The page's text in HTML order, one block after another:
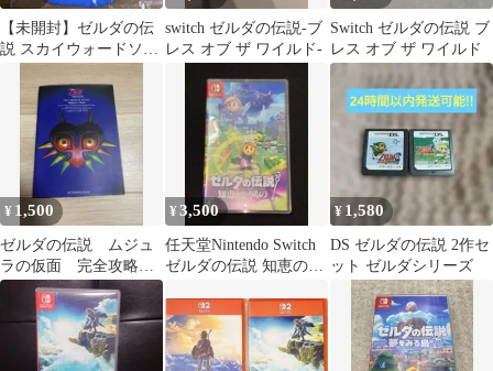
【未開封】ゼルダの伝
説 スカイウォードソー
switch ゼルダの伝説-ブ
レス オブ ザ ワイルド-
Switch ゼルダの伝説 ブ
レス オブ ザ ワイルド
¥ 1,500
ゼルダの伝説 ムジュ
ラの仮面 完全攻略ガ
イドブック 【初版】
¥3,500
任天堂Nintendo Switch
ゼルダの伝説 知恵のか
¥ 1,580
DS ゼルダの伝説 2作セ
ット ゼルダシリーズ